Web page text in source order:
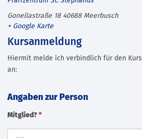
Gonellastraße 18 40688 Meerbusch
+ Google Karte
Kursanmeldung
Hiermit melde ich verbindlich für den Kurs
an:
Angaben zur Person
Mitglied? *